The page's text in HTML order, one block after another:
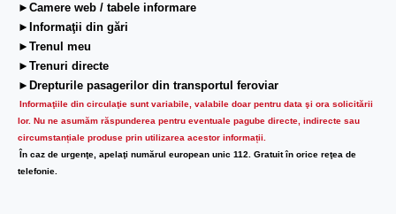
►Camere web / tabele informare
►Informaţii din gări
►Trenul meu
►Trenuri directe
►Drepturile pasagerilor din transportul feroviar
Informaţiile din circulaţie sunt variabile, valabile doar pentru data şi ora solicitării
lor. Nu ne asumăm răspunderea pentru eventuale pagube directe, indirecte sau
circumstanțiale produse prin utilizarea acestor informații.
În caz de urgenţe, apelaţi numărul european unic 112. Gratuit în orice reţea de
telefonie.